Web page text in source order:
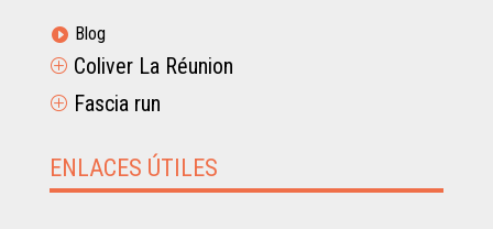
 Blog
P Coliver La Réunion
P Fascia run
ENLACES ÚTILES